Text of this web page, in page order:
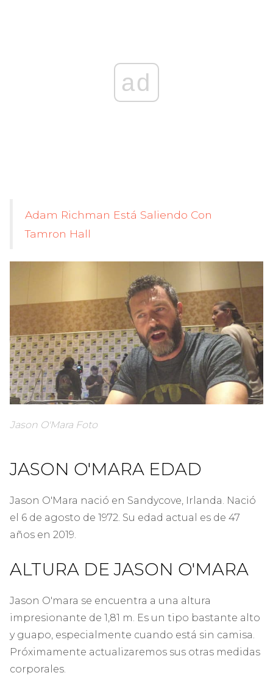
ad
Adam Richman Está Saliendo Con
Tamron Hall
Jason O'Mara Foto
JASON O'MARA EDAD
Jason O'Mara nació en Sandycove, Irlanda. Nació
el 6 de agosto de 1972. Su edad actual es de 47
años en 2019.
ALTURA DE JASON O'MARA
Jason O'mara se encuentra a una altura
impresionante de 1,81 m. Es un tipo bastante alto
y guapo, especialmente cuando está sin camisa.
Próximamente actualizaremos sus otras medidas
corporales.